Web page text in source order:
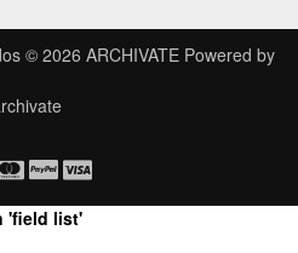
© 2026 ARCHIVATEPowered by
'field list'